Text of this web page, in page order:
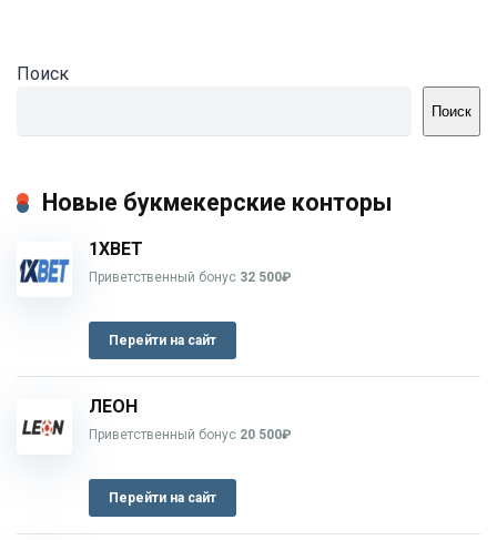
Поиск
Поиск
Новые букмекерские конторы
1XBET
Приветственный бонус 32 500₽
Перейти на сайт
ЛЕОН
Приветственный бонус 20 500₽
Перейти на сайт